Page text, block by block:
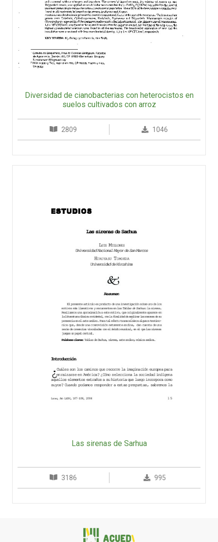
Diversidad de cianobacterias con heterocistos en
suelos cultivados con arroz
2809 1046
Las sirenas de Sarhua
3186 995